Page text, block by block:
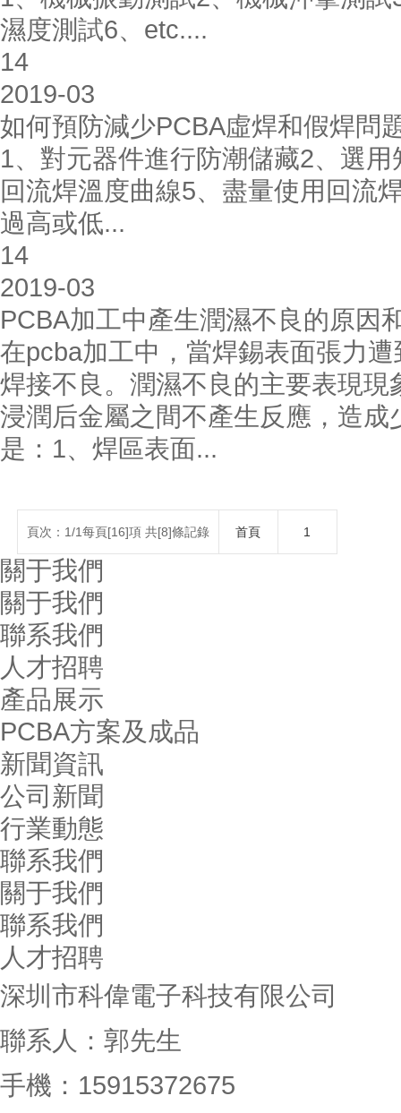
濕度測試6、etc....
14
2019-03
如何預防減少PCBA虛焊和假焊問
1、對元器件進行防潮儲藏2、選
回流焊溫度曲線5、盡量使用回流
過高或低...
14
2019-03
PCBA加工中產生潤濕不良的原因
在pcba加工中，當焊錫表面張力
焊接不良。潤濕不良的主要表現
浸潤后金屬之間不產生反應，造
是：1、焊區表面...
頁次：1/1每頁[16]項 共[8]條記錄 首頁 1
關于我們
關于我們
聯系我們
人才招聘
產品展示
PCBA方案及成品
新聞資訊
公司新聞
行業動態
聯系我們
關于我們
聯系我們
人才招聘
深圳市科偉電子科技有限公司
聯系人：郭先生
手機：15915372675